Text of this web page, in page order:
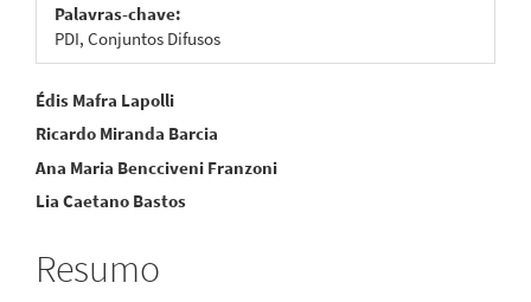
Palavras-chave:
PDI, Conjuntos Difusos
Conteúdo
do
artigo
Édis Mafra Lapolli
Ricardo Miranda Barcia
Ana Maria Bencciveni Franzoni
Lia Caetano Bastos
Resumo